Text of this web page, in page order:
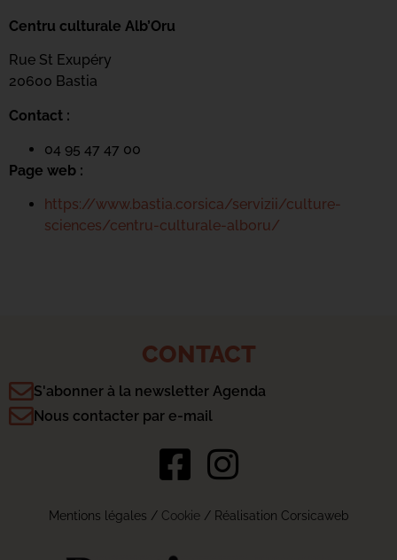
Centru culturale Alb’Oru
Rue St Exupéry
20600 Bastia
Contact :
04 95 47 47 00
Page web :
https://www.bastia.corsica/servizii/culture-
sciences/centru-culturale-alboru/
CONTACT
S'abonner à la newsletter Agenda
Nous contacter par e-mail
Mentions légales / Cookie/ Réalisation Corsicaweb